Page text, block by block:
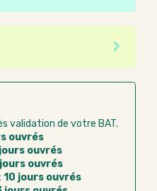
été fabriqué à partir de
Ces produits
une seconde vie
fabrication du produit
d'éco-conception.
vous pouvez
Good Act.
sécurisé par carte
sur facture
par mandat
validation de votre BAT.
ouvrés
ouvrés
ouvrés
10 jours ouvrés